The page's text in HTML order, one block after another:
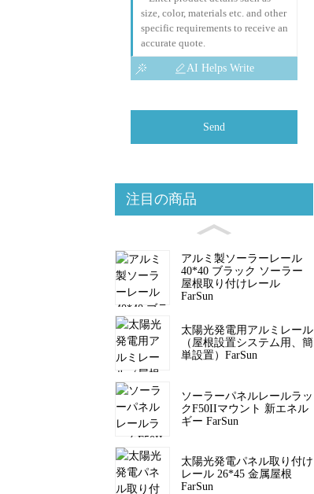
AI Helps Write
Send
注目の商品
アルミ製ソーラーレール
40*40 ブラック ソーラー
屋根取り付けレール
FarSun
太陽光発電用アルミレール
（屋根設置システム用、簡
単設置）FarSun
ソーラーパネルレールラッ
クF50IIマウント 新エネル
ギー FarSun
太陽光発電パネル取り付け
レール 26*45 金属屋根
FarSun